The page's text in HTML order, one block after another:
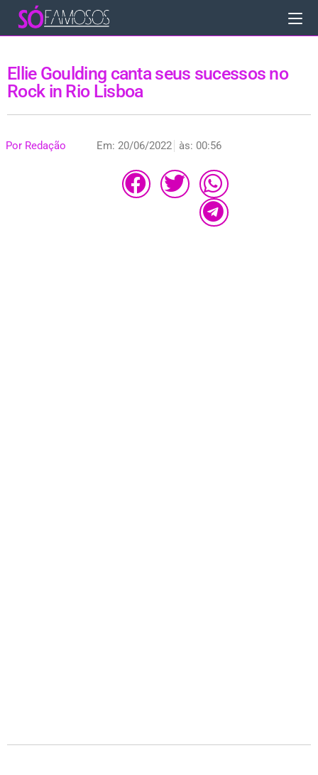
Ellie Goulding canta seus sucessos no
Rock in Rio Lisboa
Por Redação Em: 20/06/2022 às: 00:56